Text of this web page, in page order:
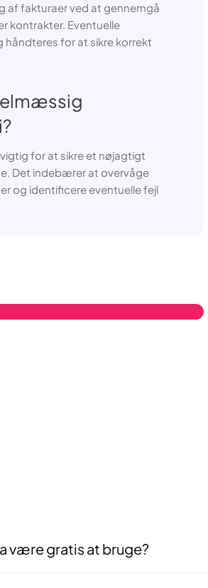
af fakturaer ved at gennemgå
kontrakter. Eventuelle
håndteres for at sikre korrekt
for at sikre et nøjagtigt
Det indebærer at overvåge
og identificere eventuelle fejl
være gratis at bruge?